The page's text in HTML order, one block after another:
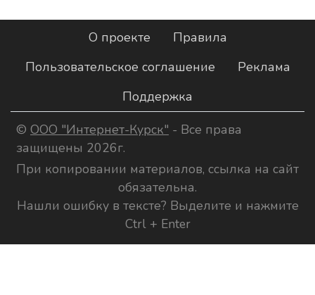
О проекте
Правила
Пользовательское соглашение
Реклама
Поддержка
© ООО "Интернет-Курск" - Все права
защищены 2026г.
При копировании материалов, ссылка на сайт
обязательна.
Нашли ошибку в тексте? Выделите и нажмите
Ctrl + Enter